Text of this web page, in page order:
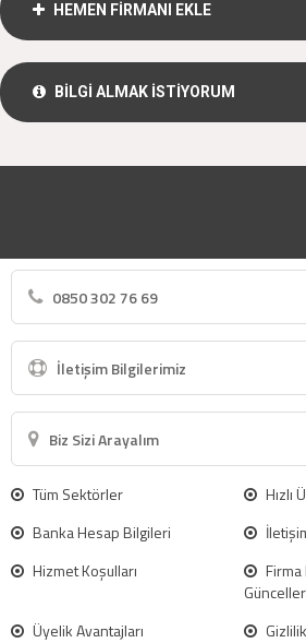
HEMEN FİRMANI EKLE
BİLGİ ALMAK İSTİYORUM
0850 302 76 69
İletişim Bilgilerimiz
Biz Sizi Arayalım
Tüm Sektörler
Hızlı
Banka Hesap Bilgileri
Hizmet Koşulları
Firma
Üyelik Avantajları